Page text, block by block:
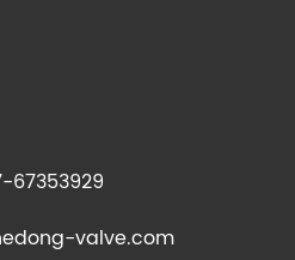
67353929
valve.com